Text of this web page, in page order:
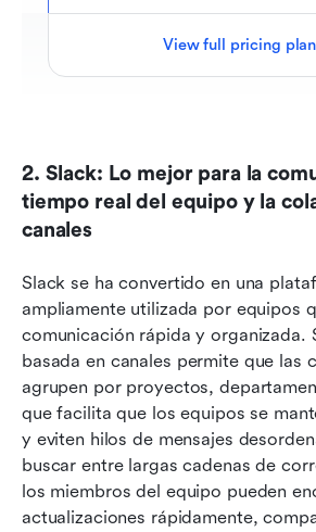
View full pricing
2. Slack: Lo mejor para la
tiempo real del equipo y la
canales
Slack se ha convertido en una
ampliamente utilizada por equipos
comunicación rápida y organizada.
basada en canales permite que las
agrupen por proyectos,
que facilita que los equipos se
y eviten hilos de mensajes
buscar entre largas cadenas de
los miembros del equipo pueden
actualizaciones rápidamente,